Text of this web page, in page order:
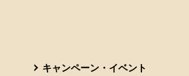
キャンペーン・イベント